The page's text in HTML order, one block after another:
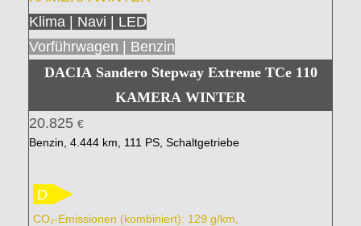
Klima | Navi | LED
Vorführwagen | Benzin
DACIA Sandero Stepway Extreme TCe 110
KAMERA WINTER
20.825 €
Benzin, 4.444 km, 111 PS, Schaltgetriebe
D
CO₂-Emissionen (kombiniert): 129 g/km,